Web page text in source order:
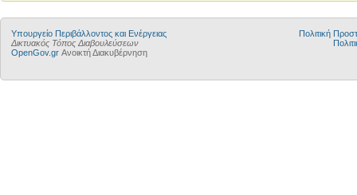
Yπουργείο Περιβάλλοντος και Ενέργειας
Δικτυακός Τόπος Διαβουλεύσεων
OpenGov.gr Ανοικτή Διακυβέρνηση
Πολιτική